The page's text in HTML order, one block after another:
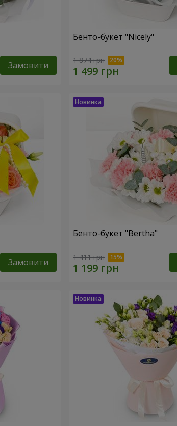
Замовити
Бенто-букет "Nicely"
1 874 грн
Замовити
Бенто-букет "Bertha"
1 411 грн